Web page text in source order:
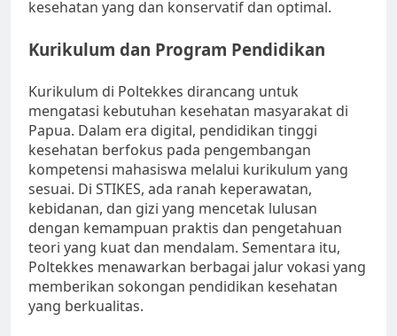
kesehatan yang dan konservatif dan optimal.
Kurikulum dan Program Pendidikan
Kurikulum di Poltekkes dirancang untuk
mengatasi kebutuhan kesehatan masyarakat di
Papua. Dalam era digital, pendidikan tinggi
kesehatan berfokus pada pengembangan
kompetensi mahasiswa melalui kurikulum yang
sesuai. Di STIKES, ada ranah keperawatan,
kebidanan, dan gizi yang mencetak lulusan
dengan kemampuan praktis dan pengetahuan
teori yang kuat dan mendalam. Sementara itu,
Poltekkes menawarkan berbagai jalur vokasi yang
memberikan sokongan pendidikan kesehatan
yang berkualitas.